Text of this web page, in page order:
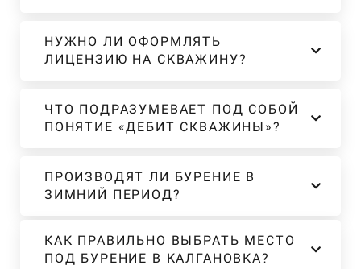
НУЖНО ЛИ ОФОРМЛЯТЬ
ЛИЦЕНЗИЮ НА СКВАЖИНУ?
ЧТО ПОДРАЗУМЕВАЕТ ПОД СОБОЙ
ПОНЯТИЕ «ДЕБИТ СКВАЖИНЫ»?
ПРОИЗВОДЯТ ЛИ БУРЕНИЕ В
ЗИМНИЙ ПЕРИОД?
КАК ПРАВИЛЬНО ВЫБРАТЬ МЕСТО
ПОД БУРЕНИЕ В КАЛГАНОВКА?